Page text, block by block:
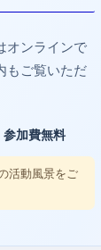
オンラインで
もご覧いただ
参加費無料
活動風景をご